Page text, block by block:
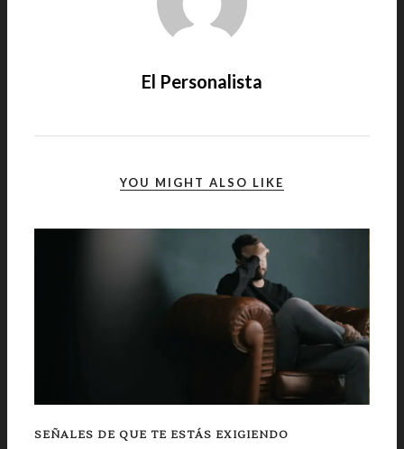
El Personalista
YOU MIGHT ALSO LIKE
SEÑALES DE QUE TE ESTÁS EXIGIENDO